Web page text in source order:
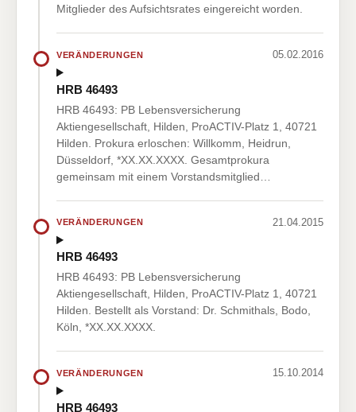
Mitglieder des Aufsichtsrates eingereicht worden.
VERÄNDERUNGEN 05.02.2016
HRB 46493
HRB 46493: PB Lebensversicherung
Aktiengesellschaft, Hilden, ProACTIV-Platz 1, 40721
Hilden. Prokura erloschen: Willkomm, Heidrun,
Düsseldorf, *XX.XX.XXXX. Gesamtprokura
gemeinsam mit einem Vorstandsmitglied…
VERÄNDERUNGEN 21.04.2015
HRB 46493
HRB 46493: PB Lebensversicherung
Aktiengesellschaft, Hilden, ProACTIV-Platz 1, 40721
Hilden. Bestellt als Vorstand: Dr. Schmithals, Bodo,
Köln, *XX.XX.XXXX.
VERÄNDERUNGEN 15.10.2014
HRB 46493